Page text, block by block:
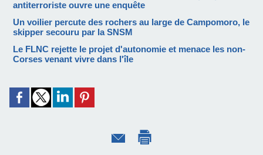
antiterroriste ouvre une enquête
Un voilier percute des rochers au large de Campomoro, le
skipper secouru par la SNSM
Le FLNC rejette le projet d'autonomie et menace les non-
Corses venant vivre dans l'île